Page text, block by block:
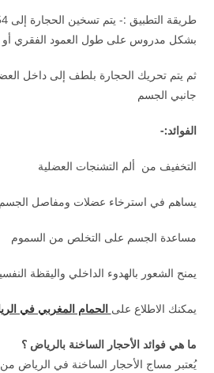
بشكل مدروس على طول العمود الفقري أو
ثم يتم تحريك الحجارة بلطف إلى داخل
جانبي الجسم
الفوائد:-
التخفيف من ألم التشنجات العضلية
يساهم في استرخاء عضلات ومفاصل الجسم
مساعدة الجسم على التخلص من السموم
يمنح الشعور بالهدوء الداخلي واليقظة
يمكنك الاطلاع على الحمام المغربي في
ما هي فوائد الأحجار الساخنة بالرياض ؟
يُعتبر مساج الأحجار الساخنة في الرياض من